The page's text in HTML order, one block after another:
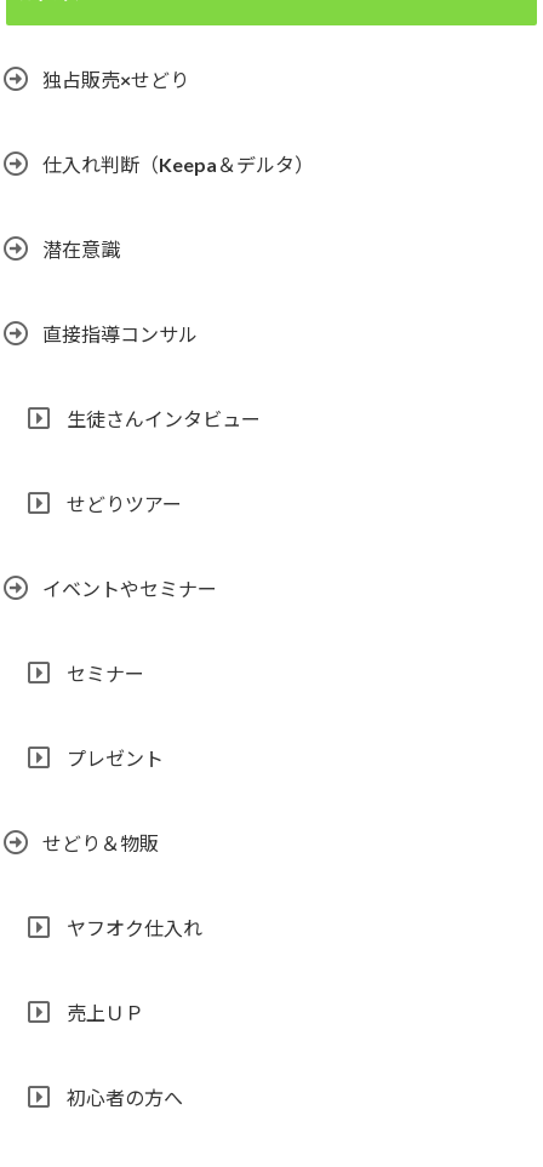
独占販売×せどり
仕入れ判断（Keepa＆デルタ）
潜在意識
直接指導コンサル
生徒さんインタビュー
せどりツアー
イベントやセミナー
セミナー
プレゼント
せどり＆物販
ヤフオク仕入れ
売上ＵＰ
初心者の方へ